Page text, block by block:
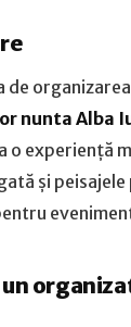
de
nunta Alba
o experiență
și